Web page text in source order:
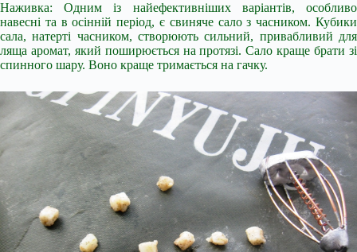
Наживка: Одним із найефективніших варіантів, особливо
навесні та в осінній період, є свиняче сало з часником. Кубики
сала, натерті часником, створюють сильний, привабливий для
ляща аромат, який поширюється на протязі. Сало краще брати зі
спинного шару. Воно краще тримається на гачку.